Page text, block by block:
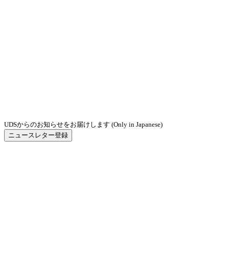
UDSからのお知らせをお届けします (Only in Japanese)
ニュースレター登録